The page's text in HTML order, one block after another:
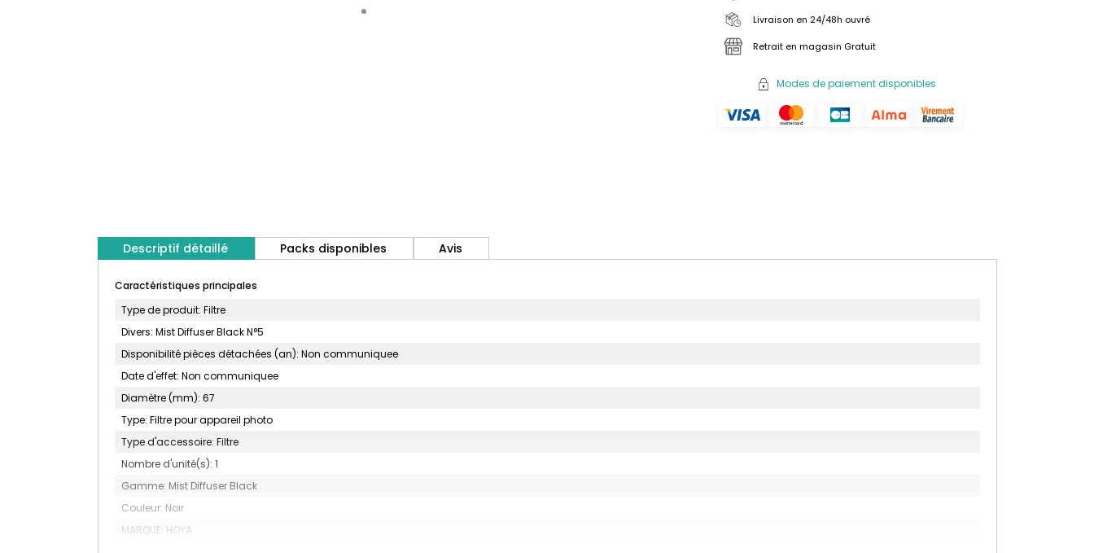
Livraison en 24/48h ouvré
Retrait en magasin Gratuit
Modes de paiement disponibles
Descriptif détaillé Packs disponibles Avis
Caractéristiques principales
Type de produit: Filtre
Divers: Mist Diffuser Black N°5
Disponibilité pièces détachées (an): Non communiquee
Date d'effet: Non communiquee
Diamètre (mm): 67
Type: Filtre pour appareil photo
Type d'accessoire: Filtre
Nombre d'unité(s): 1
Gamme: Mist Diffuser Black
Couleur: Noir
MARQUE: HOYA